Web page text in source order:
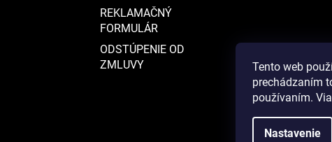
Tento web
prechádzaním
používaním.
Nastavenie
REKLAMAČNÝ
FORMULÁR
ODSTÚPENIE OD
ZMLUVY